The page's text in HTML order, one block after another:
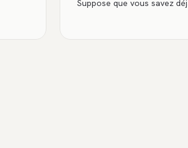
Suppose que vous savez